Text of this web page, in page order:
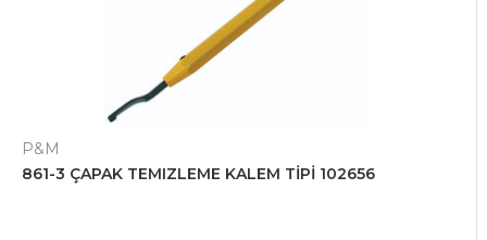
P&M
861-3 ÇAPAK TEMIZLEME KALEM TİPİ 102656